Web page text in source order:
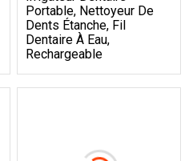
Portable, Nettoyeur De
Dents Étanche, Fil
Dentaire À Eau,
Rechargeable